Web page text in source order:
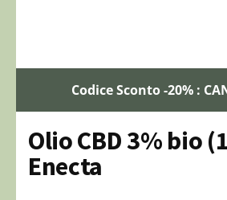
Codice Sconto -20% :
Olio CBD 3% bio
Enecta